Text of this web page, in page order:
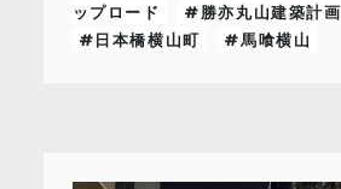
ップロード
#勝亦丸山建築計画
#日本橋横山町
#馬喰横山